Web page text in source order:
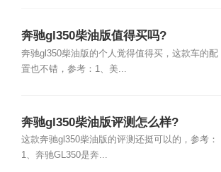
奔驰gl350柴油版值得买吗?
奔驰gl350柴油版的个人觉得值得买，这款车的配
置也不错，参考：1、美...
奔驰gl350柴油版评测怎么样?
这款奔驰gl350柴油版的评测还挺可以的，参考：
1、奔驰GL350是奔...